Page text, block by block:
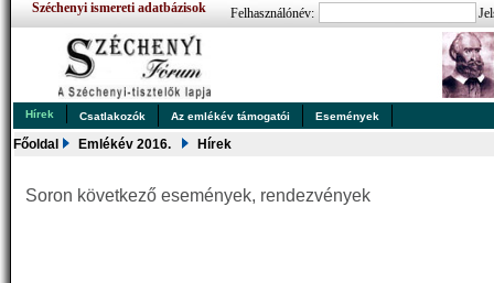
Széchenyi ismereti adatbázisok Felhasználónév:
Hírek Csatlakozók Az emlékév támogatói Események
Főoldal Emlékév 2016. Hírek
Soron következő események, rendezvények